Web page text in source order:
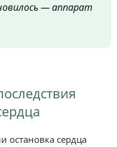
— аппарат
остановка сердца